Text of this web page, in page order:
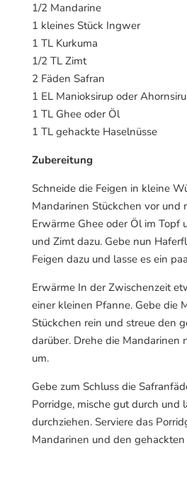
1/2 Mandarine
1 kleines Stück Ingwer
1 TL Kurkuma
1/2 TL Zimt
2 Fäden Safran
1 EL Manioksirup oder
1 TL Ghee oder Öl
1 TL gehackte Haselnüsse
Zubereitung
Schneide die Feigen in kleine
Mandarinen Stückchen vor und
Erwärme Ghee oder Öl im Topf
und Zimt dazu. Gebe nun
Feigen dazu und lasse es ein
Erwärme In der Zwischenzeit
einer kleinen Pfanne. Gebe die
Stückchen rein und streue den
darüber. Drehe die Mandarinen
um.
Gebe zum Schluss die
Porridge, mische gut durch und
durchziehen. Serviere das
Mandarinen und den gehackten